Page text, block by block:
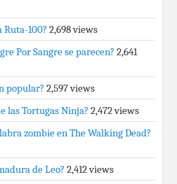
Ruta-100? 2,698 views
Por Sangre se parecen? 2,641
popular? 2,597 views
las Tortugas Ninja? 2,472 views
zombie en The Walking Dead?
de Leo? 2,412 views